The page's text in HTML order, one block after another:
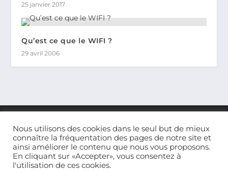
25 janvier 2017
Qu’est ce que le WIFI ?
29 avril 2006
LANGUAGE SWITCHER – ENGLISH
Aucune traduction disponible trouvée
Nous utilisons des cookies dans le seul but de mieux
connaître la fréquentation des pages de notre site et
ainsi améliorer le contenu que nous vous proposons.
En cliquant sur «Accepter», vous consentez à
l'utilisation de ces cookies.